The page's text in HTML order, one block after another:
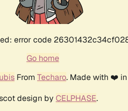
error code
Go home
From Techaro. Made with ❤️
design by CELPHASE.